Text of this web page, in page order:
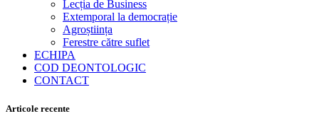
Lecția de Business
Extemporal la democrație
Agroștiința
Ferestre către suflet
ECHIPA
COD DEONTOLOGIC
CONTACT
Articole recente